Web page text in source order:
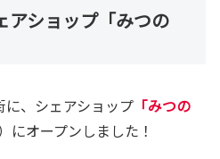
アショップ「みつの
、シェアショップ 「みつの
にオープンしました！